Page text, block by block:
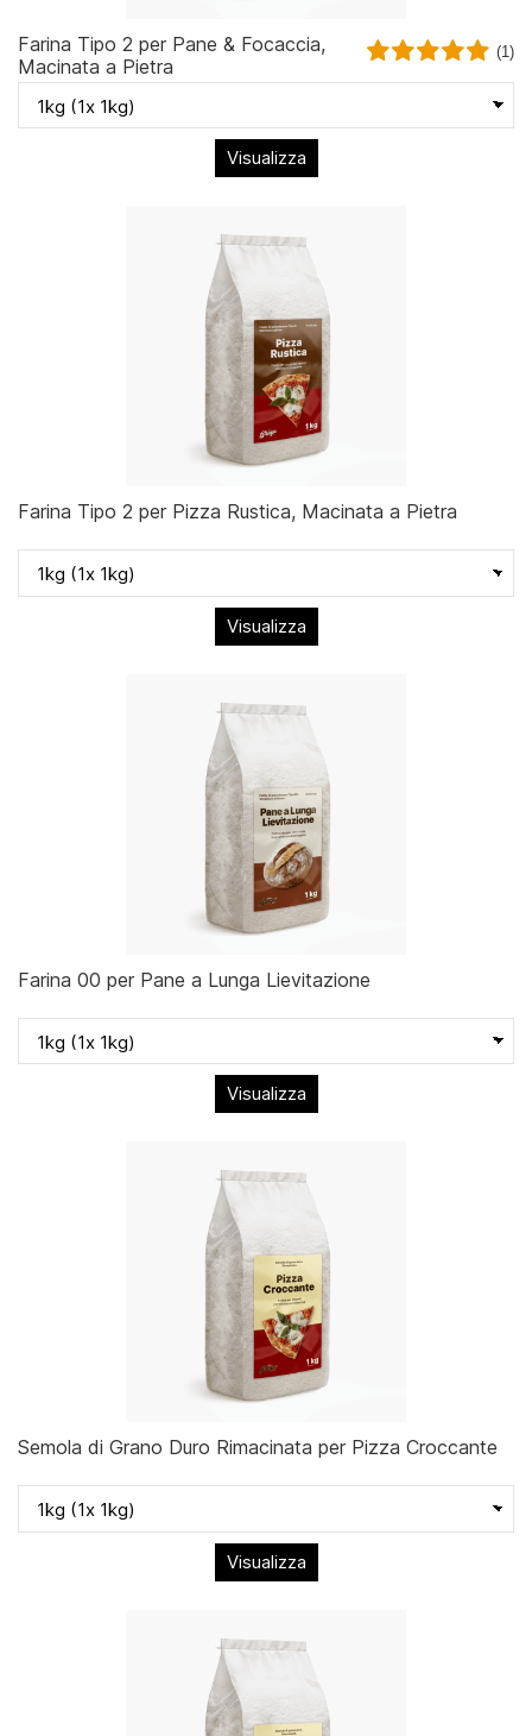
Farina Tipo 2 per Pane & Focaccia,
Macinata a Pietra
(1)
Visualizza
Farina Tipo 2 per Pizza Rustica, Macinata a Pietra
Visualizza
Farina 00 per Pane a Lunga Lievitazione
Visualizza
Semola di Grano Duro Rimacinata per Pizza Croccante
Visualizza